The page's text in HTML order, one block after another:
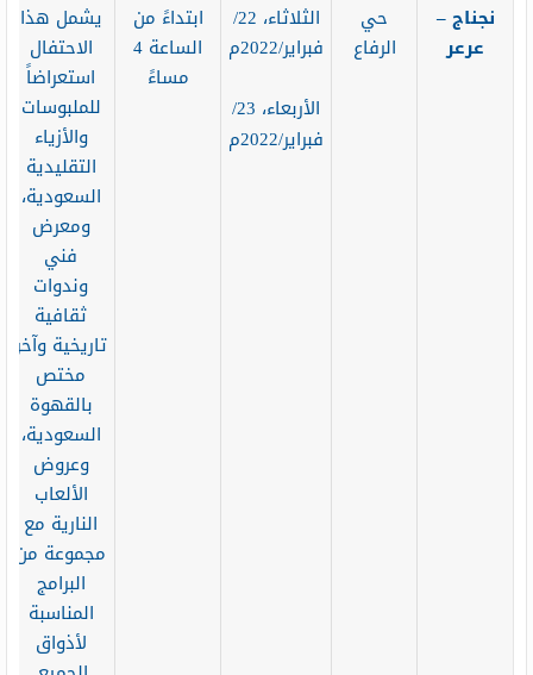
نجناج –
عرعر
حي
الرفاع
الثلاثاء، 22/
فبراير/2022م
الأربعاء، 23/
فبراير/2022م
ابتداءً من
الساعة 4
مساءً
يشمل هذا
الاحتفال
استعراضاً
للملبوسات
والأزياء
التقليدية
السعودية،
ومعرض
فني
وندوات
ثقافية
تاريخية وآخر
مختص
بالقهوة
السعودية،
وعروض
الألعاب
النارية مع
مجموعة من
البرامج
المناسبة
لأذواق